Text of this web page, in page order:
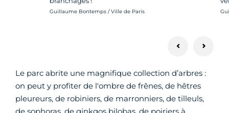
Crédit photo :
Guillaume Bontemps / Ville de Paris
Le parc abrite une magnifique collection d’arbres :
on peut y profiter de l'ombre de frênes, de hêtres
pleureurs, de robiniers, de marronniers, de tilleuls,
de sophoras, de ginkgos bilobas, de poiriers à